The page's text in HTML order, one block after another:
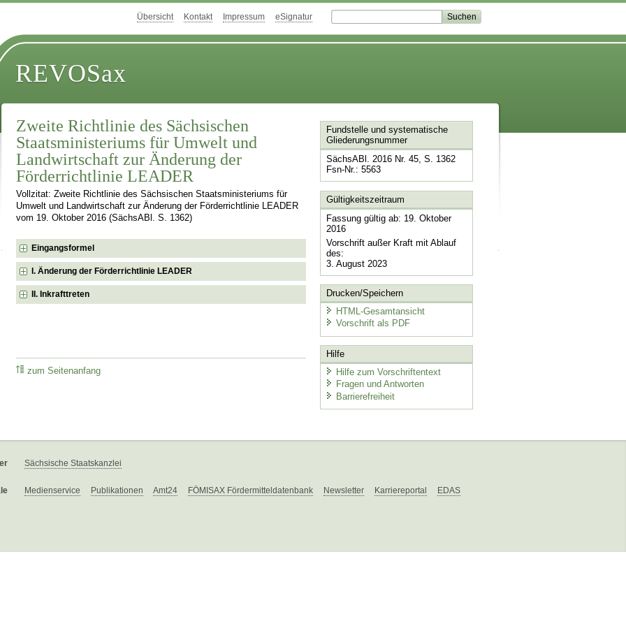
Übersicht Kontakt Impressum eSignatur
REVOSax
Zweite Richtlinie des Sächsischen
Staatsministeriums für Umwelt und
Landwirtschaft zur Änderung der
Förderrichtlinie LEADER
Vollzitat: Zweite Richtlinie des Sächsischen Staatsministeriums für
Umwelt und Landwirtschaft zur Änderung der Förderrichtlinie LEADER
vom 19. Oktober 2016 (SächsABl. S. 1362)
Eingangsformel
I. Änderung der Förderrichtlinie LEADER
II. Inkrafttreten
zum Seitenanfang
Fundstelle und systematische
Gliederungsnummer
SächsABl. 2016 Nr. 45, S. 1362
Fsn-Nr.: 5563
Gültigkeitszeitraum
Fassung gültig ab: 19. Oktober
2016
Vorschrift außer Kraft mit Ablauf
des:
3. August 2023
Drucken/Speichern
HTML-Gesamtansicht
Vorschrift als PDF
Hilfe
Hilfe zum Vorschriftentext
Fragen und Antworten
Barrierefreiheit
Sächsische Staatskanzlei
Medienservice Publikationen Amt24 FÖMISAX Fördermitteldatenbank Newsletter Karriereportal EDAS